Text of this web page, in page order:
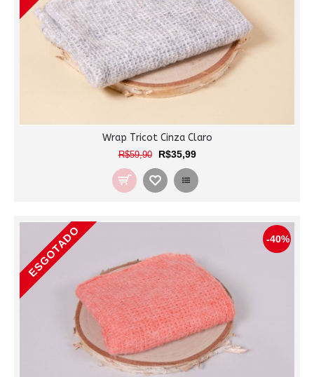
Wrap Tricot Cinza Claro
R$59,90 R$35,99
-40%
ESGOTADO